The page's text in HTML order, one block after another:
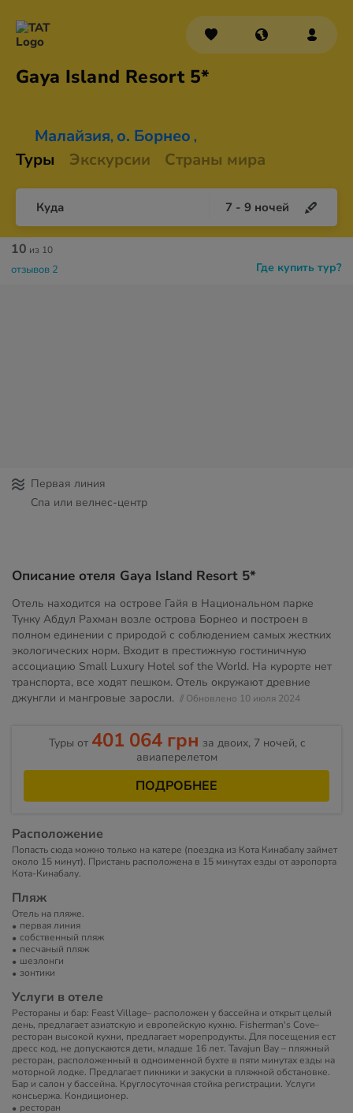
Gaya Island Resort 5*
Малайзия, о. Борнео ,
Туры Экскурсии Страны мира
Куда 7 - 9 ночей
Где купить тур?
10 из 10
отзывов 2
Первая линия
Спа или велнес-центр
Описание отеля Gaya Island Resort 5*
Отель находится на острове Гайя в Национальном парке
Тунку Абдул Рахман возле острова Борнео и построен в
полном единении с природой с соблюдением самых жестких
экологических норм. Входит в престижную гостиничную
ассоциацию Small Luxury Hotel sof the World. На курорте нет
транспорта, все ходят пешком. Отель окружают древние
джунгли и мангровые заросли. // Обновлено 10 июля 2024
Туры от 401 064 грн за двоих, 7 ночей, c
авиаперелетом
ПОДРОБНЕЕ
Расположение
Попасть сюда можно только на катере (поездка из Кота Кинабалу займет
около 15 минут). Пристань расположена в 15 минутах езды от аэропорта
Кота-Кинабалу.
Пляж
Отель на пляже.
первая линия
собственный пляж
песчаный пляж
шезлонги
зонтики
Услуги в отеле
Рестораны и бар: Feast Village– расположен у бассейна и открыт целый
день, предлагает азиатскую и европейскую кухню. Fisherman's Cove–
ресторан высокой кухни, предлагает морепродукты. Для посещения ест
дресс код, не допускаются дети, младше 16 лет. Tavajun Bay – пляжный
ресторан, расположенный в одноименной бухте в пяти минутах езды на
моторной лодке. Предлагает пикники и закуски в пляжной обстановке.
Бар и салон у бассейна. Круглосуточная стойка регистрации. Услуги
консьержа. Кондиционер.
ресторан